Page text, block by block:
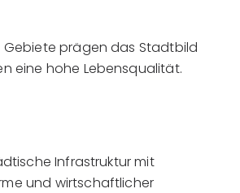
Gebiete prägen das Stadtbild
eine hohe Lebensqualität.
Infrastruktur mit
und wirtschaftlicher